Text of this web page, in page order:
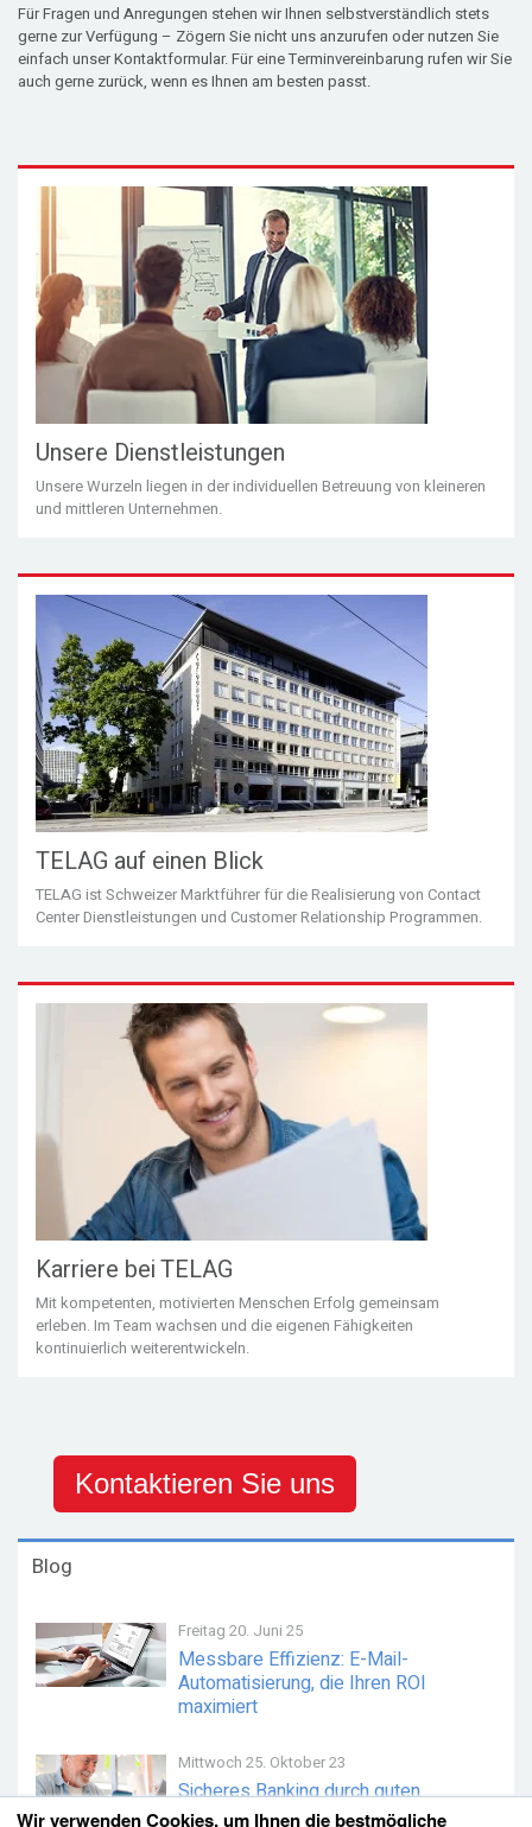
Wir verwenden Cookies, um Ihnen die bestmögliche
Für Fragen und Anregungen stehen wir Ihnen selbstverständlich stets
gerne zur Verfügung – Zögern Sie nicht uns anzurufen oder nutzen Sie
einfach unser Kontaktformular. Für eine Terminvereinbarung rufen wir Sie
auch gerne zurück, wenn es Ihnen am besten passt.
Unsere Dienstleistungen
Unsere Wurzeln liegen in der individuellen Betreuung von kleineren
und mittleren Unternehmen.
TELAG auf einen Blick
TELAG ist Schweizer Marktführer für die Realisierung von Contact
Center Dienstleistungen und Customer Relationship Programmen.
Karriere bei TELAG
Mit kompetenten, motivierten Menschen Erfolg gemeinsam
erleben. Im Team wachsen und die eigenen Fähigkeiten
kontinuierlich weiterentwickeln.
Kontaktieren Sie uns
Blog
Freitag 20. Juni 25
Messbare Effizienz: E-Mail-
Automatisierung, die Ihren ROI
maximiert
Mittwoch 25. Oktober 23
Sicheres Banking durch guten
Service